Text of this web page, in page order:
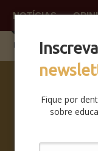
Fique por
sobre
NOTÍCIAS
SABERES
DA BOCA
PRA
COMO FOI